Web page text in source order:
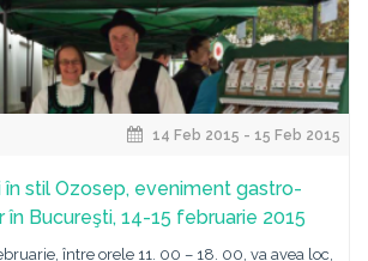
14 Feb 2015 - 15 Feb 2015
în stil Ozosep, eveniment gastro-
în Bucureşti, 14-15 februarie 2015
între orele 11. 00 – 18. 00, va avea loc,